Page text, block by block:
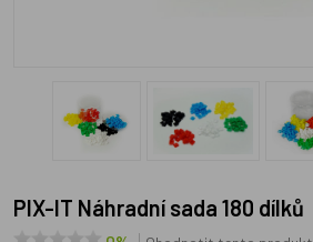
PIX-IT Náhradní sada 180 dílků